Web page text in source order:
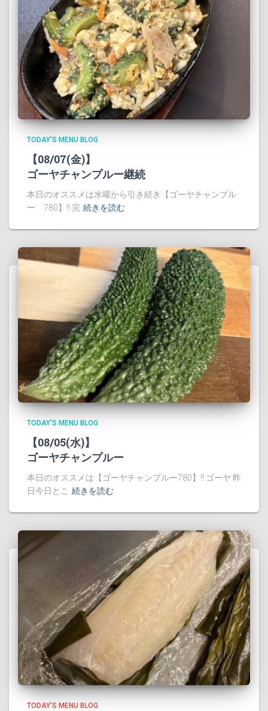
TODAY'S MENU BLOG
【08/07(金)】
ゴーヤチャンプルー継続
本日のオススメは水曜から引き続き【ゴーヤチャンプル
ー 780】!! 完 続きを読む
TODAY'S MENU BLOG
【08/05(水)】
ゴーヤチャンプルー
本日のオススメは【ゴーヤチャンプルー780】!! ゴーヤ 昨
日今日とこ 続きを読む
TODAY'S MENU BLOG